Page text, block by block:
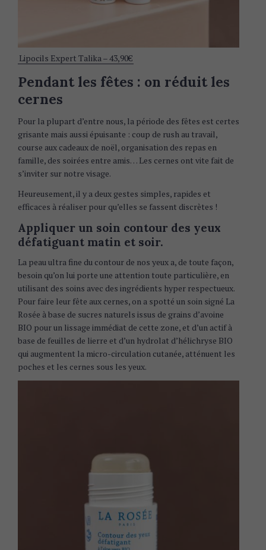
Lipocils Expert Talika – 43,90€
Pendant les fêtes : on réduit les
cernes
Pour la plupart d’entre nous, la période des fêtes est certes
grisante mais aussi épuisante : coup de rush au travail,
course aux cadeaux de noël, organisation des repas en
famille, des soirées entre amis… Les cernes ont vite fait de
s’inviter sur notre visage.
Heureusement, il y a deux gestes simples, rapides et
efficaces à réaliser pour qu’elles se fassent discrètes !
Appliquer un soin contour des yeux
défatiguant matin et soir.
La peau ultra fine du contour de nos yeux a, de toute façon,
besoin qu’on lui porte une attention toute particulière, en
utilisant des soins avec des ingrédients hyper respectueux.
Pour faire leur fête aux cernes, on a spotté un soin signé La
Rosée à base de sucres naturels issus de grains d’avoine
BIO pour un lissage immédiat de cette zone, et d’un actif à
base de feuilles de lierre et d’un hydrolat d’hélichryse BIO
qui augmentent la micro-circulation cutanée, atténuent les
poches et les cernes sous les yeux.